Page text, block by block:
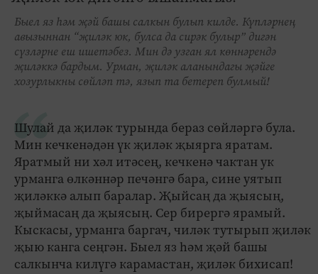
Быел яз һәм җәй башы салкын булып килде. Күпләрнең
авызыннан “җиләк юк, булса да сирәк булыр” дигән
сүзләрне еш ишетәбез. Мин дә узган ял көннәрендә
җиләккә бардым. Урман, җиләк аланындагы җәйге
хозурлыкны сөйләп тә, язып та бетереп булмый!
Шулай да җиләк турында бераз сөйләргә була.
Мин кечкенәдән үк җиләк җыярга яратам.
Яратмый ни хәл итәсең, кечкенә чактан ук
урманга өлкәннәр печәнгә бара, сине уятып
җиләккә алып баралар. Җыйсаң да җыясың,
җыймасаң да җыясың. Сер бирергә ярамый.
Кыскасы, урманга баргач, чиләк тутырып җиләк
җыю канга сеңгән. Быел яз һәм җәй башы
салкынча килүгә карамастан, җиләк бихисап!